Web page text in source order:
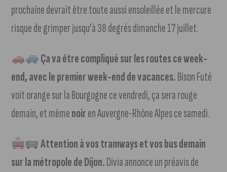
prochaine devrait être toute aussi ensoleillée et le mercure
risque de grimper jusqu’à 38 degrés dimanche 17 juillet.
Ça va être compliqué sur les routes ce week-
end, avec le premier week-end de vacances.Bison Futé
voit orange sur la Bourgogne ce vendredi, ça sera rouge
demain, et mêmenoiren Auvergne-Rhône Alpes ce samedi.
Attention à vos tramways et vos bus demain
sur la métropole de Dijon.Divia annonce un préavis de